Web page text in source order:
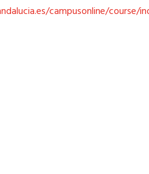
campusonline/course/